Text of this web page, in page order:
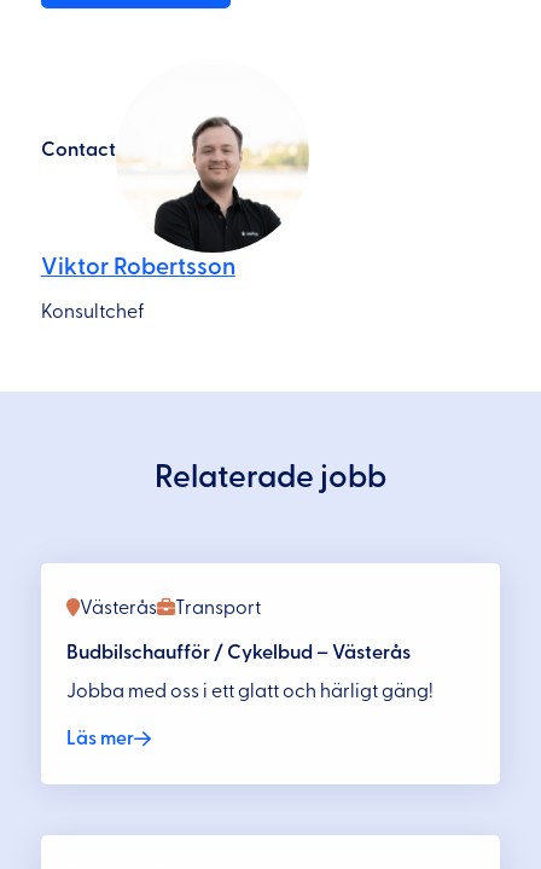
Contact
Viktor Robertsson
Konsultchef
Relaterade jobb
Transport
Västerås
Budbilschaufför / Cykelbud – Västerås
Jobba med oss i ett glatt och härligt gäng!
Läs mer